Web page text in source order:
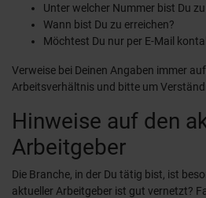
Unter welcher Nummer bist Du
Wann bist Du zu erreichen?
Möchtest Du nur per E-Mail
Verweise bei Deinen Angaben immer
Arbeitsverhältnis und bitte um
Hinweise auf den
Arbeitgeber
Die Branche, in der Du tätig bist, ist
aktueller Arbeitgeber ist gut vernetzt?